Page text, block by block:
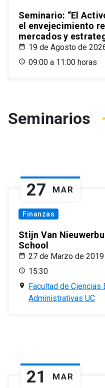
Seminario: “El
el envejecimiento
mercados y
19 de Agosto de
09:00 a 11:00 horas
Seminarios
27 MAR
Finanzas
Stijn Van
School
27 de Marzo de 2019
15:30
Facultad de Ciencias
Administrativas UC
21 MAR